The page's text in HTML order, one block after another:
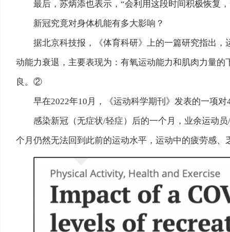
最后，苏炳添也表示，“会利用这段时间积极恢复
新冠究竟对身体机能有多大影响？
据北京科技报，《体育科研》上的一篇研究指出
动能力衰退，主要表现为：有氧运动能力和肌肉力量
良。②
早在2022年10月，《运动科学期刊》发表的一项
感染新冠（无症状/轻症）后的一个月，业余运动
个月仍然无法回到此前的运动水平，运动中的疲劳感